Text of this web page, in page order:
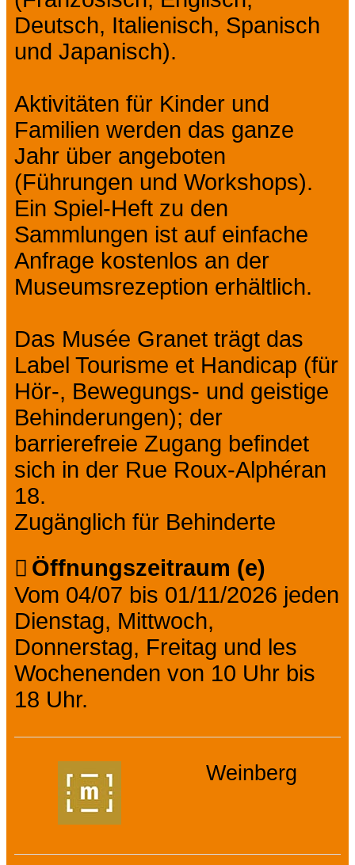
Deutsch, Italienisch, Spanisch
und Japanisch).
Aktivitäten für Kinder und
Familien werden das ganze
Jahr über angeboten
(Führungen und Workshops).
Ein Spiel-Heft zu den
Sammlungen ist auf einfache
Anfrage kostenlos an der
Museumsrezeption erhältlich.
Das Musée Granet trägt das
Label Tourisme et Handicap (für
Hör-, Bewegungs- und geistige
Behinderungen); der
barrierefreie Zugang befindet
sich in der Rue Roux-Alphéran
18.
Zugänglich für Behinderte
Öffnungszeitraum (e)
Vom 04/07 bis 01/11/2026 jeden
Dienstag, Mittwoch,
Donnerstag, Freitag und les
Wochenenden von 10 Uhr bis
18 Uhr.
Weinberg